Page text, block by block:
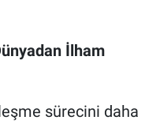
İlham
sürecini daha